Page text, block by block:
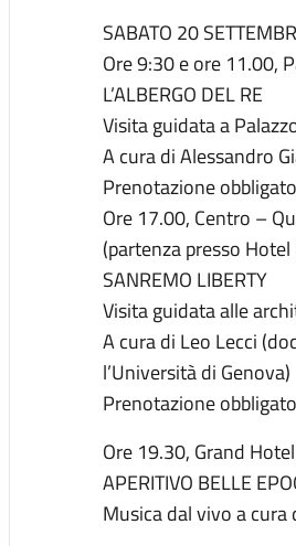
SABATO 20
Ore 9:30 e ore 11.00,
L’ALBERGO DEL RE
Visita guidata a
A cura di Alessandro
Prenotazione
Ore 17.00, Centro –
(partenza presso
SANREMO LIBERTY
Visita guidata alle
A cura di Leo Lecci
l’Università di Genova)
Prenotazione
Ore 19.30, Grand
APERITIVO BELLE
Musica dal vivo a